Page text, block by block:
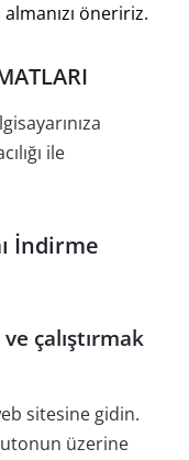
öneririz.
ile
İndirme
çalıştırmak
sitesine gidin.
üzerine